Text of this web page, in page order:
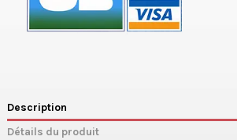
Description
Détails du produit